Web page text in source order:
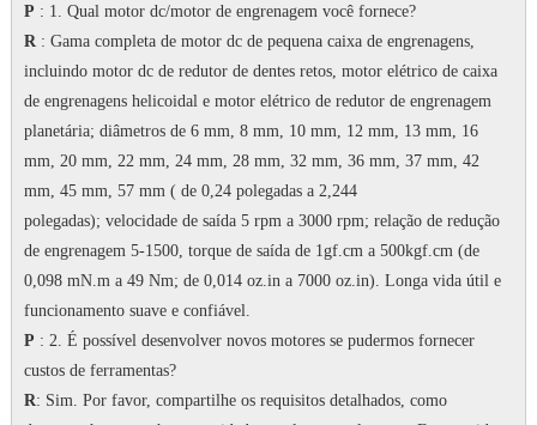
P : 1. Qual motor dc/motor de engrenagem você fornece?
R: Gama completa de motor dc de pequena caixa de engrenagens,
incluindo motor dc de redutor de dentes retos, motor elétrico de caixa
de engrenagens helicoidal e motor elétrico de redutor de engrenagem
planetária; diâmetros de 6 mm, 8 mm, 10 mm, 12 mm, 13 mm, 16
mm, 20 mm, 22 mm, 24 mm, 28 mm, 32 mm, 36 mm, 37 mm, 42
mm, 45 mm, 57 mm ( de 0,24 polegadas a 2,244
polegadas); velocidade de saída 5 rpm a 3000 rpm; relação de redução
de engrenagem 5-1500, torque de saída de 1gf.cm a 500kgf.cm (de
0,098 mN.m a 49 Nm; de 0,014 oz.in a 7000 oz.in). Longa vida útil e
funcionamento suave e confiável.
P : 2. É possível desenvolver novos motores se pudermos fornecer
custos de ferramentas?
R: Sim. Por favor, compartilhe os requisitos detalhados, como